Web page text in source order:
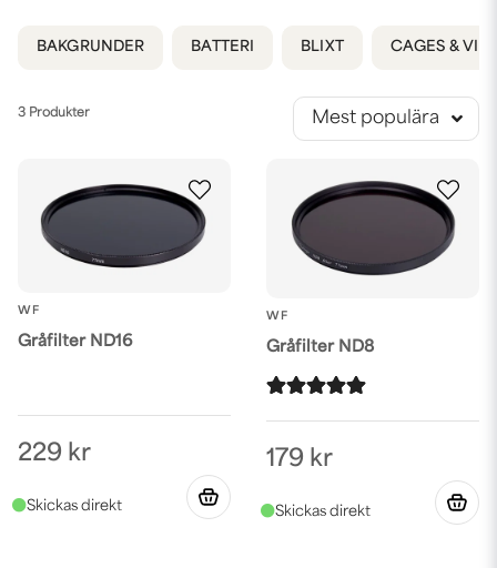
BAKGRUNDER BATTERI BLIXT CAGES &
3 Produkter Mest populära
WF
Gråfilter ND16
229 kr
WF
Gråfilter ND8
179 kr